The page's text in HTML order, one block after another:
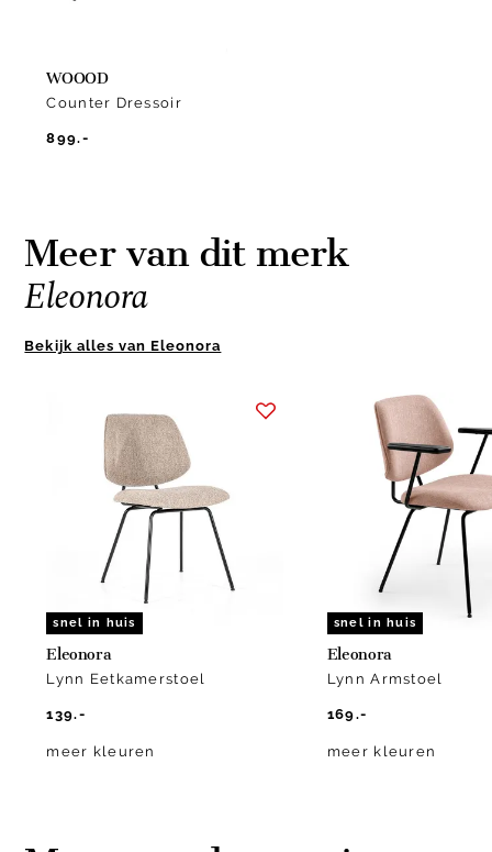
WOOOD
Counter Dressoir
899.-
Meer van dit merk
Eleonora
Bekijk alles van Eleonora
snel in huis
Eleonora
Lynn Eetkamerstoel
139.-
meer kleuren
snel in huis
Eleonora
Lynn Armstoel
169.-
meer kleuren